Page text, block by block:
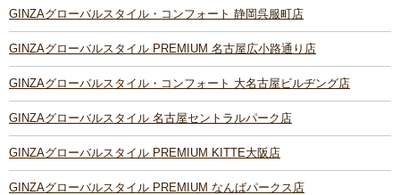
GINZAグローバルスタイル・コンフォート 静岡呉服町店
GINZAグローバルスタイル PREMIUM 名古屋広小路通り店
GINZAグローバルスタイル・コンフォート 大名古屋ビルヂング店
GINZAグローバルスタイル 名古屋セントラルパーク店
GINZAグローバルスタイル PREMIUM KITTE大阪店
GINZAグローバルスタイル PREMIUM なんばパークス店